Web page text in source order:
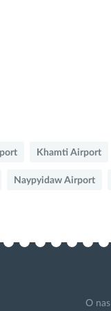
Khamti Airport
Naypyidaw Airport
O nas